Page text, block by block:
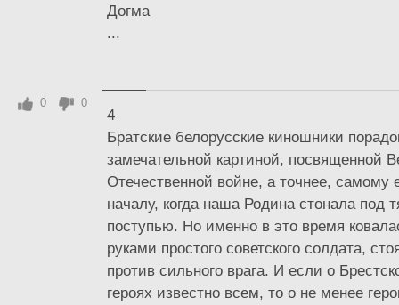
Догма
...
4
Братские белорусские киношники
замечательной картиной, посвященной
Отечественной войне, а точнее, самому
началу, когда наша Родина стонала под
поступью. Но именно в это время
руками простого советского солдата,
против сильного врага. И если о
героях известно всем, то о не менее
0 0